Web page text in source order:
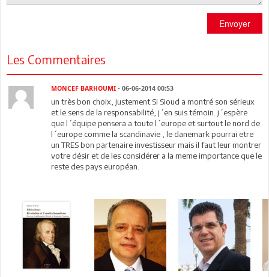
Envoyer
Les Commentaires
MONCEF BARHOUMI - 06-06-2014 00:53
un très bon choix, justement Si Sioud a montré son sérieux
et le sens de la responsabilité, j´en suis témoin. j´espère
que l´équipe pensera a toute l´europe et surtout le nord de
l´europe comme la scandinavie , le danemark pourrai etre
un TRES bon partenaire investisseur mais il faut leur montrer
votre désir et de les considérer a la meme importance que le
reste des pays européan.